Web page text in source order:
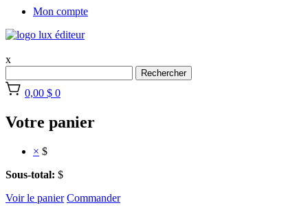
Mon compte
x
Rechercher
0,00 $ 0
Votre panier
× $
Sous-total: $
Voir le panier Commander